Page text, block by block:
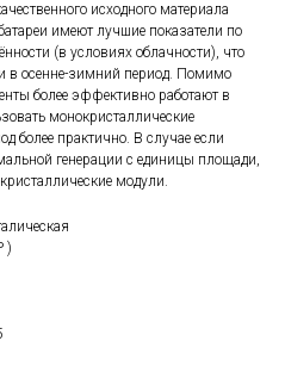
исходного материала
имеют лучшие показатели по
(в условиях облачности), что
в осенне-зимний период. Помимо
более эффективно работают в
монокристаллические
более практично. В случае если
генерации с единицы площади,
модули.
)